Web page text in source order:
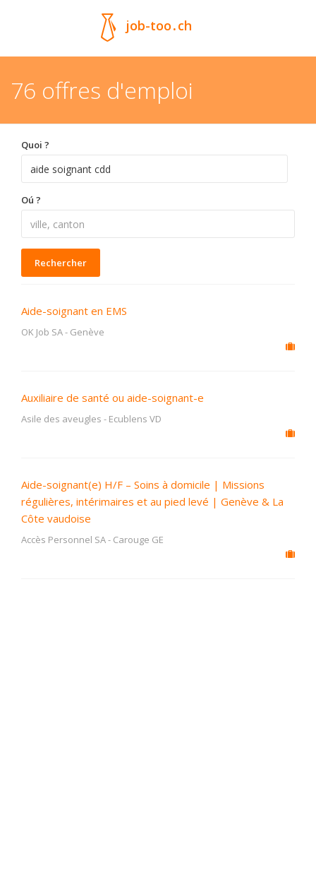
job-too.ch
76 offres d'emploi
Quoi ?
Oú ?
Rechercher
Aide-soignant en EMS
OK Job SA- Genève
Auxiliaire de santé ou aide-soignant-e
Asile des aveugles - Ecublens VD
Aide-soignant(e) H/F – Soins à domicile | Missions
régulières, intérimaires et au pied levé | Genève & La
Côte vaudoise
Accès Personnel SA- Carouge GE